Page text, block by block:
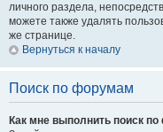
личного раздела,
можете также удалять
же странице.
Вернуться к началу
Поиск по форумам
Как мне выполнить поиск